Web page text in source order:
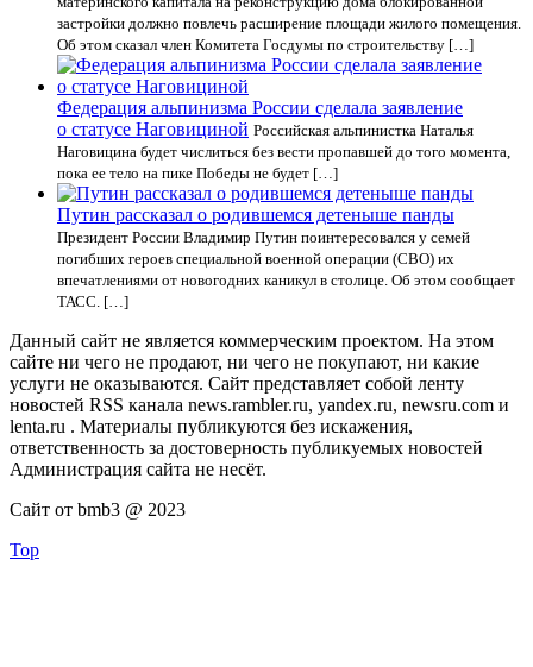
застройки должно повлечь расширение площади жилого помещения.
Об этом сказал член Комитета Госдумы по строительству […]
Федерация альпинизма России сделала заявление
о статусе Наговициной Российская альпинистка Наталья
Наговицина будет числиться без вести пропавшей до того момента,
пока ее тело на пике Победы не будет […]
Путин рассказал о родившемся детеныше панды
Президент России Владимир Путин поинтересовался у семей
погибших героев специальной военной операции (СВО) их
впечатлениями от новогодних каникул в столице. Об этом сообщает
ТАСС. […]
Данный сайт не является коммерческим проектом. На этом
сайте ни чего не продают, ни чего не покупают, ни какие
услуги не оказываются. Сайт представляет собой ленту
новостей RSS канала news.rambler.ru, yandex.ru, newsru.com и
lenta.ru . Материалы публикуются без искажения,
ответственность за достоверность публикуемых новостей
Администрация сайта не несёт.
Сайт от bmb3 @ 2023
Top